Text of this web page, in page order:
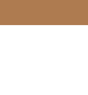
treści